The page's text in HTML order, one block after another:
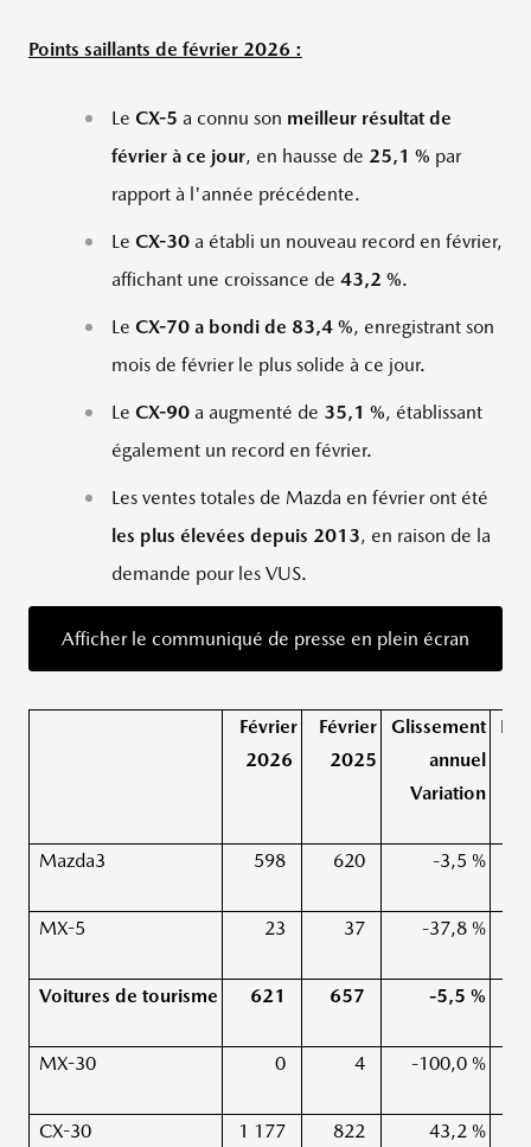
Points saillants de février 2026 :
Le CX-5 a connu son meilleur résultat de
février à ce jour, en hausse de 25,1 % par
rapport à l'année précédente.
Le CX-30 a établi un nouveau record en février,
affichant une croissance de 43,2 %.
Le CX-70 a bondi de 83,4 %, enregistrant son
mois de février le plus solide à ce jour.
Le CX-90 a augmenté de 35,1 %, établissant
également un record en février.
Les ventes totales de Mazda en février ont été
les plus élevées depuis 2013, en raison de la
demande pour les VUS.
Afficher le communiqué de presse en plein écran
Février
2026
Février
2025
Glissement
annuel
Variation
Mazda3 598 620 -3,5 %
MX-5 23 37 -37,8 %
Voitures de tourisme 621 657 -5,5 %
MX-30 0 4 -100,0 %
CX-30 1 177 822 43,2 %